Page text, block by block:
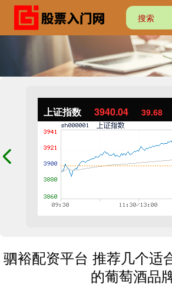
上证指数 3940.04 39.68
驷裕配资平台 推荐几个适
的葡萄酒品